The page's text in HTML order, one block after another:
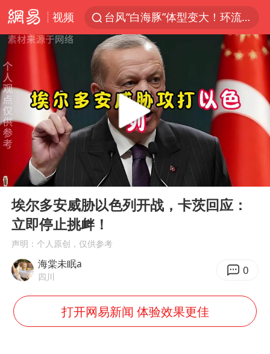
视频
台风“白海豚”体型变大！环流面积接近13个浙江那么大
女子开一天一夜空调后二氧化碳中毒
汪峰阻止14岁女儿买大牌
我国货物贸易进出口超30万亿元
四川宜宾市高县发生4.9级地震
曝美拒绝乌增购“爱国者”导弹请求
公司“上四休三”但要降薪1000元
改名后的“青海拉面”店
Play
00:00 05:26
埃尔多安威胁以色列开战，卡茨回应：
立即停止挑衅！
声明：个人原创，仅供参考
海棠未眠a
四川 0
打开网易新闻 体验效果更佳